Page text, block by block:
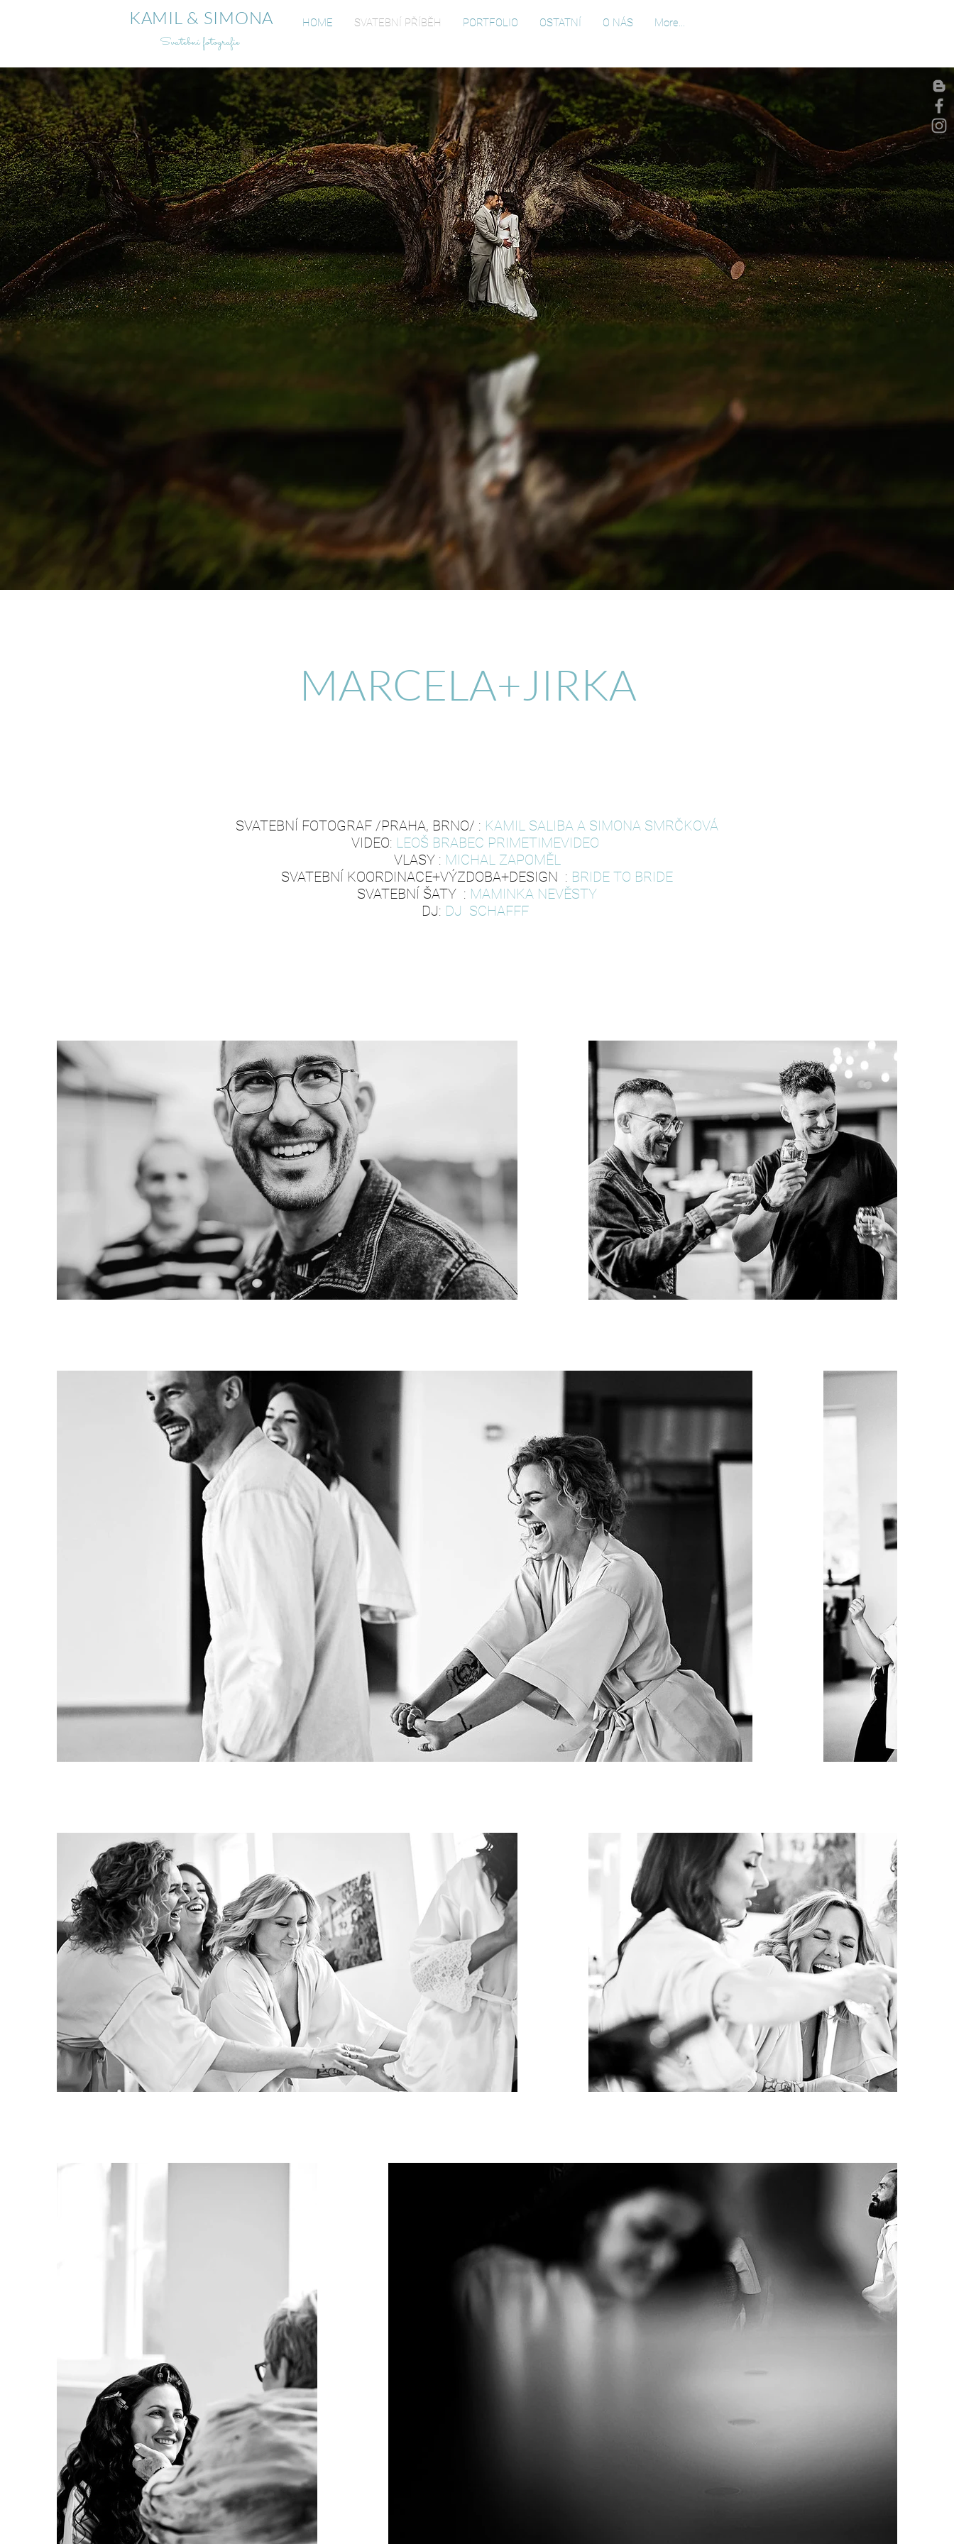
KAMIL & SIMONA
Svatební fotografie
HOME SVATEBNÍ PŘÍBĚH PORTFOLIO OSTATNÍ O NÁS More...
MARCELA+JIRKA
SVATEBNÍ FOTOGRAF /PRAHA, BRNO/ : KAMIL SALIBA A SIMONA SMRČKOVÁ
VIDEO: LEOŠ BRABEC PRIMETIMEVIDEO
VLASY : MICHAL ZAPOMĚL
SVATEBNÍ KOORDINACE+VÝZDOBA+DESIGN : BRIDE TO BRIDE
SVATEBNÍ ŠATY : MAMINKA NEVĚSTY
DJ: DJ SCHAFFF